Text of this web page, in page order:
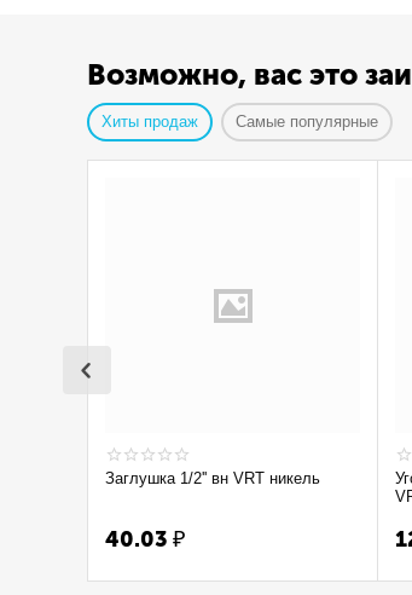
Возможно, вас это
Хиты продаж Самые популярные
Заглушка 1/2'' вн VRT никель
40.03 ₽